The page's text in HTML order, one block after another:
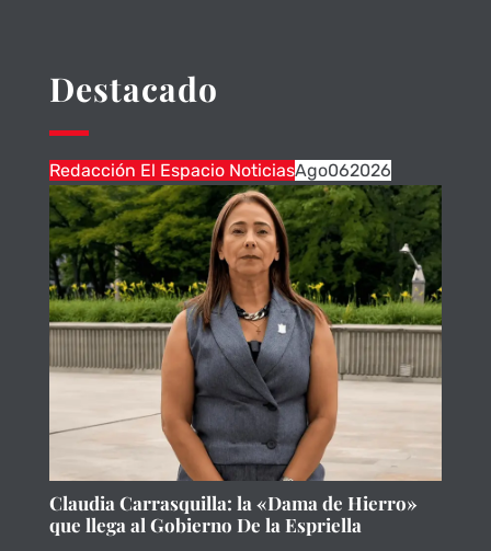
Destacado
Redacción El Espacio NoticiasAgo062026
Claudia Carrasquilla: la «Dama de Hierro»
que llega al Gobierno De la Espriella